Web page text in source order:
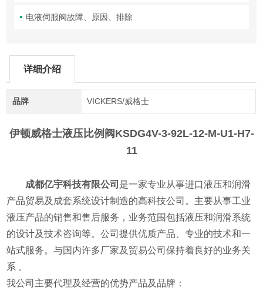
电液伺服阀故障、原因、排除
详细介绍
品牌 VICKERS/威格士
伊顿威格士液压比例阀 KSDG4V-3-92L-12-M-U1-H7-
11
成都亿宇科技有限公司 是一家专业从事进口液压和润滑
产品贸易及成套系统设计制造的高科技公司。主要从事工业
液压产品的销售和售后服务，业务范围包括液压和润滑系统
的设计及技术咨询等。公司提供优质产品、专业的技术和一
站式服务。与国内许多厂家及贸易公司保持着良好的业务关
系 。
我公司主要代理及经营的优势产品及品牌：